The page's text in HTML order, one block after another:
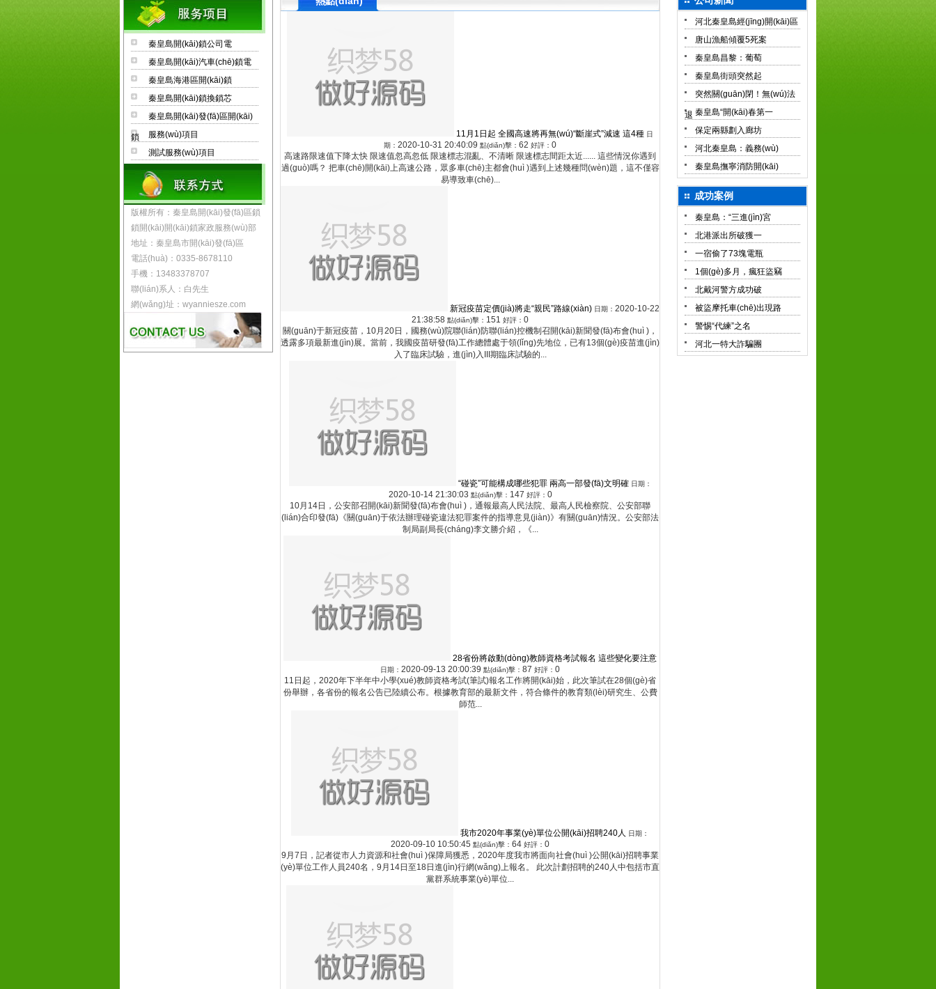
秦皇島開(kāi)鎖公司電
秦皇島開(kāi)汽車(chē)鎖電
秦皇島海港區開(kāi)鎖
秦皇島開(kāi)鎖換鎖芯
秦皇島開(kāi)發(fā)區開(kāi)
鎖
服務(wù)項目
測試服務(wù)項目
版權所有：秦皇島開(kāi)發(fā)區鎖
鎖開(kāi)開(kāi)鎖家政服務(wù)部
地址：秦皇島市開(kāi)發(fā)區
電話(huà)：0335-8678110
手機：13483378707
聯(lián)系人：白先生
網(wǎng)址：wyanniesze.com
11月1日起 全國高速將再無(wú)“斷崖式”減速 這4種 日
期： 2020-10-31 20:40:09 點(diǎn)擊： 62 好評： 0
高速路限速值下降太快 限速值忽高忽低 限速標志混亂、不清晰 限速標志間距太近...... 這些情況你遇到
過(guò)嗎？ 把車(chē)開(kāi)上高速公路，眾多車(chē)主都會(huì )遇到上述幾種問(wèn)題，這不僅容
易導致車(chē)...
新冠疫苗定價(jià)將走“親民”路線(xiàn) 日期： 2020-10-22
21:38:58 點(diǎn)擊： 151 好評： 0
關(guān)于新冠疫苗，10月20日，國務(wù)院聯(lián)防聯(lián)控機制召開(kāi)新聞發(fā)布會(huì )，
透露多項最新進(jìn)展。當前，我國疫苗研發(fā)工作總體處于領(lǐng)先地位，已有13個(gè)疫苗進(jìn)
入了臨床試驗，進(jìn)入III期臨床試驗的...
“碰瓷”可能構成哪些犯罪 兩高一部發(fā)文明確 日期：
2020-10-14 21:30:03 點(diǎn)擊： 147 好評： 0
10月14日，公安部召開(kāi)新聞發(fā)布會(huì )，通報最高人民法院、最高人民檢察院、公安部聯
(lián)合印發(fā)《關(guān)于依法辦理碰瓷違法犯罪案件的指導意見(jiàn)》有關(guān)情況。公安部法
制局副局長(cháng)李文勝介紹，《...
28省份將啟動(dòng)教師資格考試報名 這些變化要注意
日期： 2020-09-13 20:00:39 點(diǎn)擊： 87 好評： 0
11日起，2020年下半年中小學(xué)教師資格考試(筆試)報名工作將開(kāi)始，此次筆試在28個(gè)省
份舉辦，各省份的報名公告已陸續公布。根據教育部的最新文件，符合條件的教育類(lèi)研究生、公費
師范...
我市2020年事業(yè)單位公開(kāi)招聘240人 日期：
2020-09-10 10:50:45 點(diǎn)擊： 64 好評： 0
9月7日，記者從市人力資源和社會(huì )保障局獲悉，2020年度我市將面向社會(huì )公開(kāi)招聘事業
(yè)單位工作人員240名，9月14日至18日進(jìn)行網(wǎng)上報名。 此次計劃招聘的240人中包括市直
黨群系統事業(yè)單位...
河北秦皇島經(jīng)開(kāi)區
唐山漁船傾覆5死案
秦皇島昌黎：葡萄
秦皇島街頭突然起
突然關(guān)閉！無(wú)法
退 秦皇島“開(kāi)春第一
保定兩縣劃入廊坊
河北秦皇島：義務(wù)
秦皇島撫寧消防開(kāi)
成功案例
秦皇島：“三進(jìn)宮
北港派出所破獲一
一宿偷了73塊電瓶
1個(gè)多月，瘋狂盜竊
北戴河警方成功破
被盜摩托車(chē)出現路
警惕“代練”之名
河北一特大詐騙團